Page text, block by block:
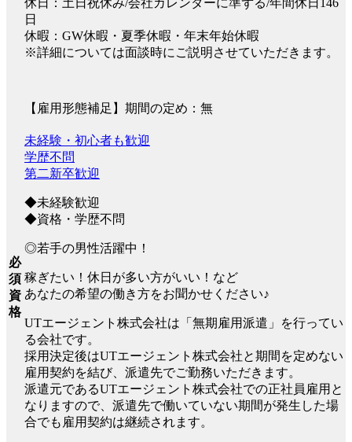
日
休暇：GW休暇・夏季休暇・年末年始休暇
※詳細については面談時にご説明させていただきます。
【雇用形態補足】期間の定め：無
必
須
資
格
未経験・初心者も歓迎
学歴不問
第二新卒歓迎
◆未経験歓迎
◆資格・学歴不問
◎若手の男性活躍中！
稼ぎたい！休日が多い方がいい！など
あなたの希望の働き方をお聞かせください♪
UTエージェント株式会社は「無期雇用派遣」を行ってい
る会社です。
採用決定後はUTエージェント株式会社と期間を定めない
雇用契約を結び、派遣先でご勤務いただきます。
派遣元であるUTエージェント株式会社での正社員雇用と
なりますので、派遣先で働いていない期間が発生した場
合でも雇用契約は継続されます。